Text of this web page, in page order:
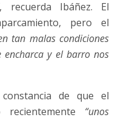
, recuerda Ibáñez. El
pero el
tan malas condiciones
encharca y el barro nos
de que el
recientemente “unos